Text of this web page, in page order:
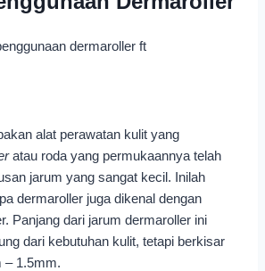
alat perawatan kulit yang
atau roda yang permukaannya telah
jarum yang sangat kecil. Inilah
dermaroller juga dikenal dengan
Panjang dari jarum dermaroller ini
dari kebutuhan kulit, tetapi berkisar
– 1.5mm.